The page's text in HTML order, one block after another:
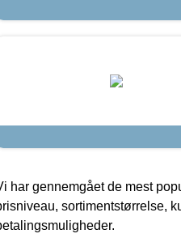
har gennemgået de mest
sortimentstørrelse,